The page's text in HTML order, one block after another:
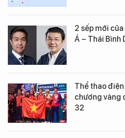
2 sếp mới
Á – Thái Bình
Thể thao
chương vàng
32